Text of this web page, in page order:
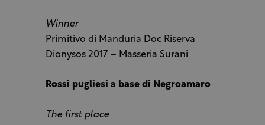
Winner
Primitivo di Manduria Doc Riserva
Dionysos 2017 – Masseria Surani
Rossi pugliesi a base di Negroamaro
The first place